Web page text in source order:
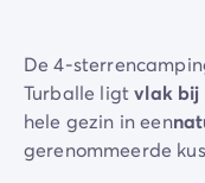
Camping Noord-
Deals & voordelen
Topdeals/nl/
Voordelen & goede
De 4-
Turballe ligtvlak bij
hele gezin in een
gerenommeerde